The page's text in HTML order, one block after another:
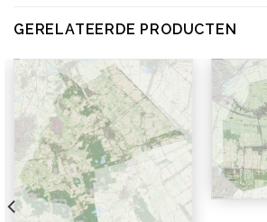
GERELATEERDE PRODUCTEN